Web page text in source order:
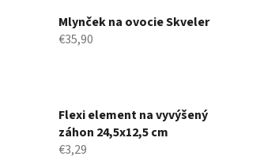
Mlynček na ovocie Skveler
€35,90
Flexi element na vyvýšený
záhon 24,5x12,5 cm
€3,29